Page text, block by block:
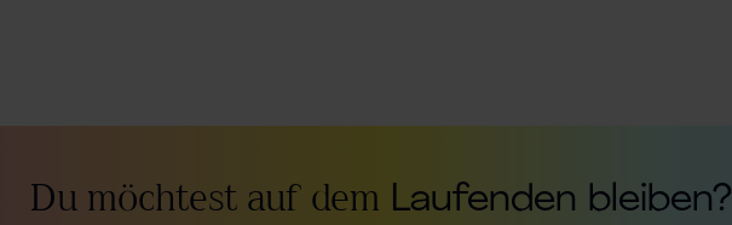
Du möchtest auf dem Laufenden bleiben?